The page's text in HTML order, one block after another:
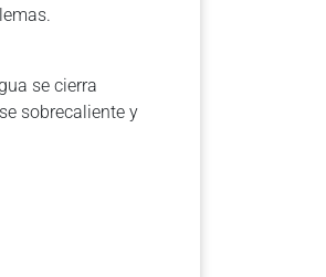
se cierra
sobrecaliente y